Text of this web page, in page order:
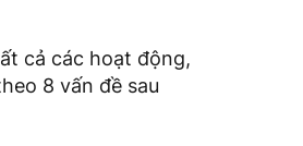
cả các hoạt động,
8 vấn đề sau